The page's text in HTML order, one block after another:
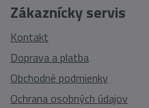
Zákaznícky servis
Kontakt
Doprava a platba
Obchodné podmienky
Ochrana osobných údajov